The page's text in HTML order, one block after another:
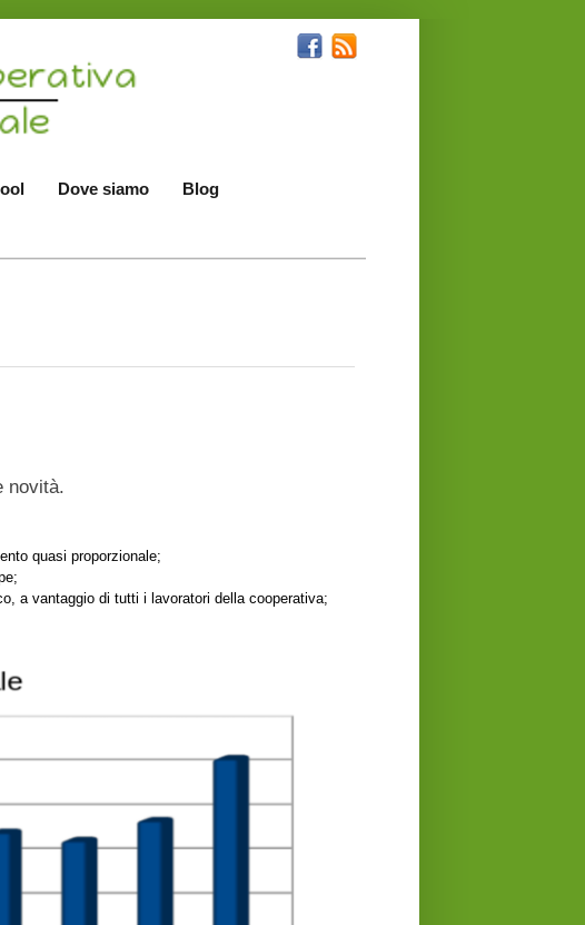
Dove siamo Blog
novità.
quasi proporzionale;
a vantaggio di tutti i lavoratori della cooperativa;